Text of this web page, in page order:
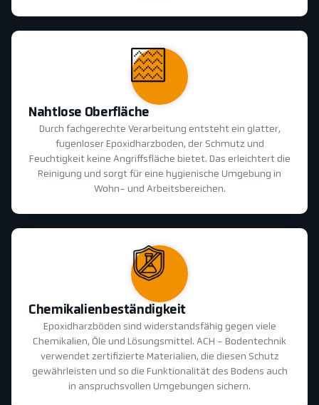
Nahtlose Oberfläche
Durch fachgerechte Verarbeitung entsteht ein glatter,
fugenloser Epoxidharzboden, der Schmutz und
Feuchtigkeit keine Angriffsfläche bietet. Das erleichtert die
Reinigung und sorgt für eine hygienische Umgebung in
Wohn- und Arbeitsbereichen.
Chemikalienbeständigkeit
Epoxidharzböden sind widerstandsfähig gegen viele
Chemikalien, Öle und Lösungsmittel. ACH - Bodentechnik
verwendet zertifizierte Materialien, die diesen Schutz
gewährleisten und so die Funktionalität des Bodens auch
in anspruchsvollen Umgebungen sichern.